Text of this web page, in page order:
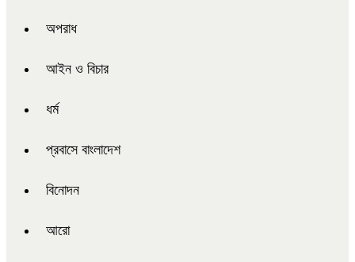
অপরাধ
আইন ও বিচার
ধর্ম
প্রবাসে বাংলাদেশ
বিনোদন
আরো